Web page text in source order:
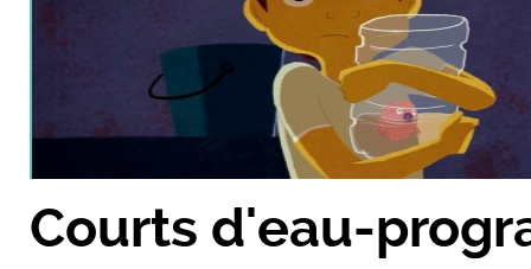
Courts d'eau-